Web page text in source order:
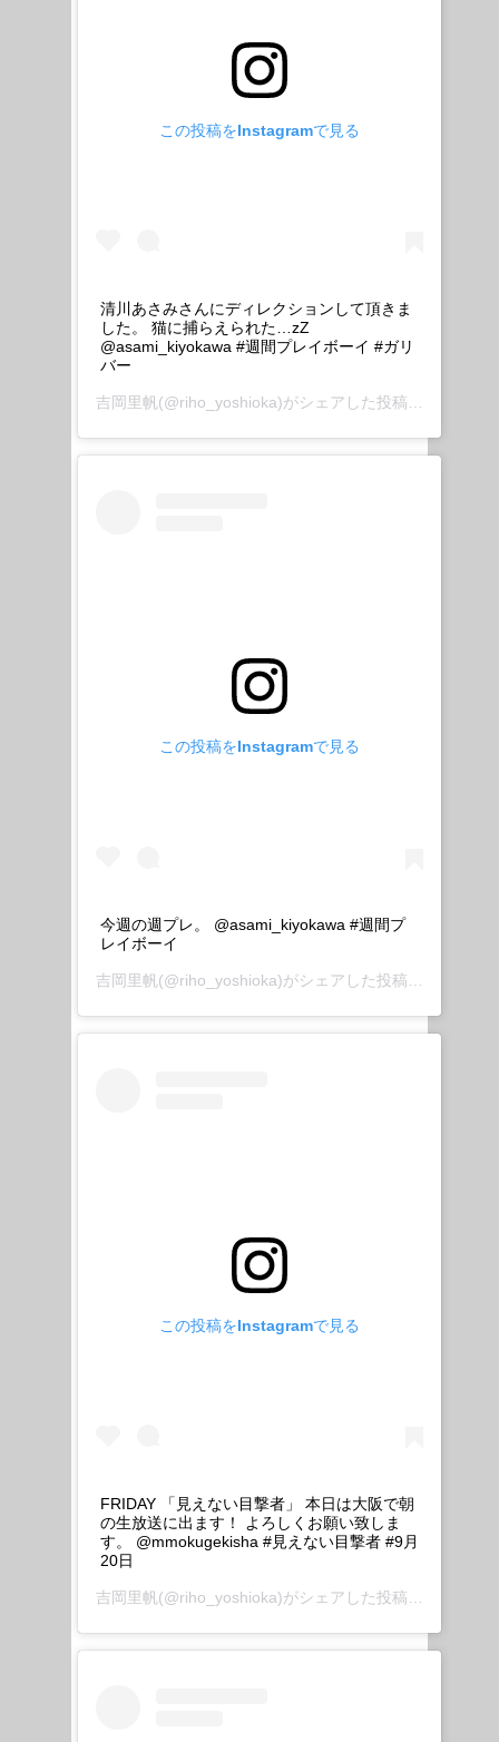
この投稿をInstagramで見る
清川あさみさんにディレクションして頂きま
した。 猫に捕らえられた…zZ
@asami_kiyokawa #週間プレイボーイ #ガリ
バー
吉岡里帆 (@riho_yoshioka)がシェアした投稿 –
この投稿をInstagramで見る
今週の週プレ。 @asami_kiyokawa #週間プ
レイボーイ
吉岡里帆(@riho_yoshioka)がシェアした投稿 –
この投稿をInstagramで見る
FRIDAY 「見えない目撃者」 本日は大阪で朝
の生放送に出ます！ よろしくお願い致しま
す。 @mmokugekisha #見えない目撃者 #9月
20日
吉岡里帆 (@riho_yoshioka)がシェアした投稿 –